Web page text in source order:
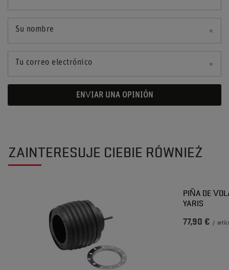
Su nombre
Tu correo electrónico
ENVIAR UNA OPINIÓN
ZAINTERESUJE CIEBIE RÓWNIEŻ
PIÑA DE
YARIS
77,90 € /